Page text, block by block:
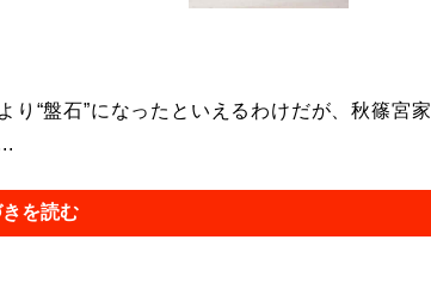
“盤石”になったといえるわけだが、秋篠宮家
を読む